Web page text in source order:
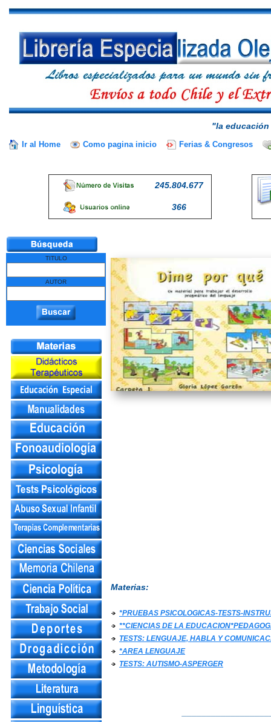
"la
Ir al Home Como pagina inicio Ferias & Congresos
245.804.677
366
TITULO
AUTOR
Materias:
*PRUEBAS PSICOLOGICAS-TESTS-
**CIENCIAS DE LA
TESTS: LENGUAJE, HABLA Y
*AREA LENGUAJE
TESTS: AUTISMO-ASPERGER